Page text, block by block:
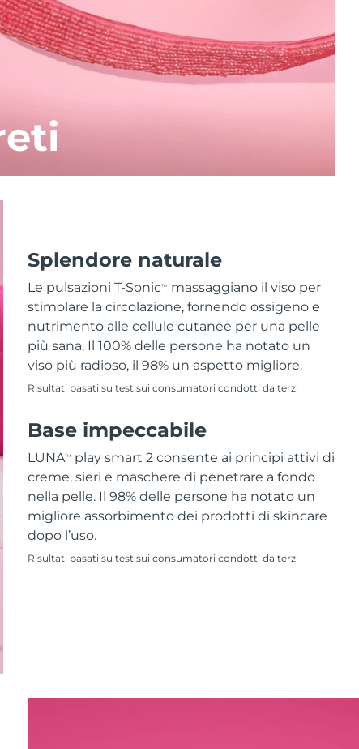
Splendore naturale
Le pulsazioni T-SonicTM
massaggiano il viso per
stimolare la circolazione, fornendo ossigeno e
nutrimento alle cellule cutanee per una pelle
più sana. Il 100% delle persone ha notato un
viso più radioso, il 98% un aspetto migliore.
Risultati basati su test sui consumatori condotti da terzi
Base impeccabile
LUNATM
play smart 2 consente ai principi attivi di
creme, sieri e maschere di penetrare a fondo
nella pelle. Il 98% delle persone ha notato un
migliore assorbimento dei prodotti di skincare
dopo l’uso.
Risultati basati su test sui consumatori condotti da terzi